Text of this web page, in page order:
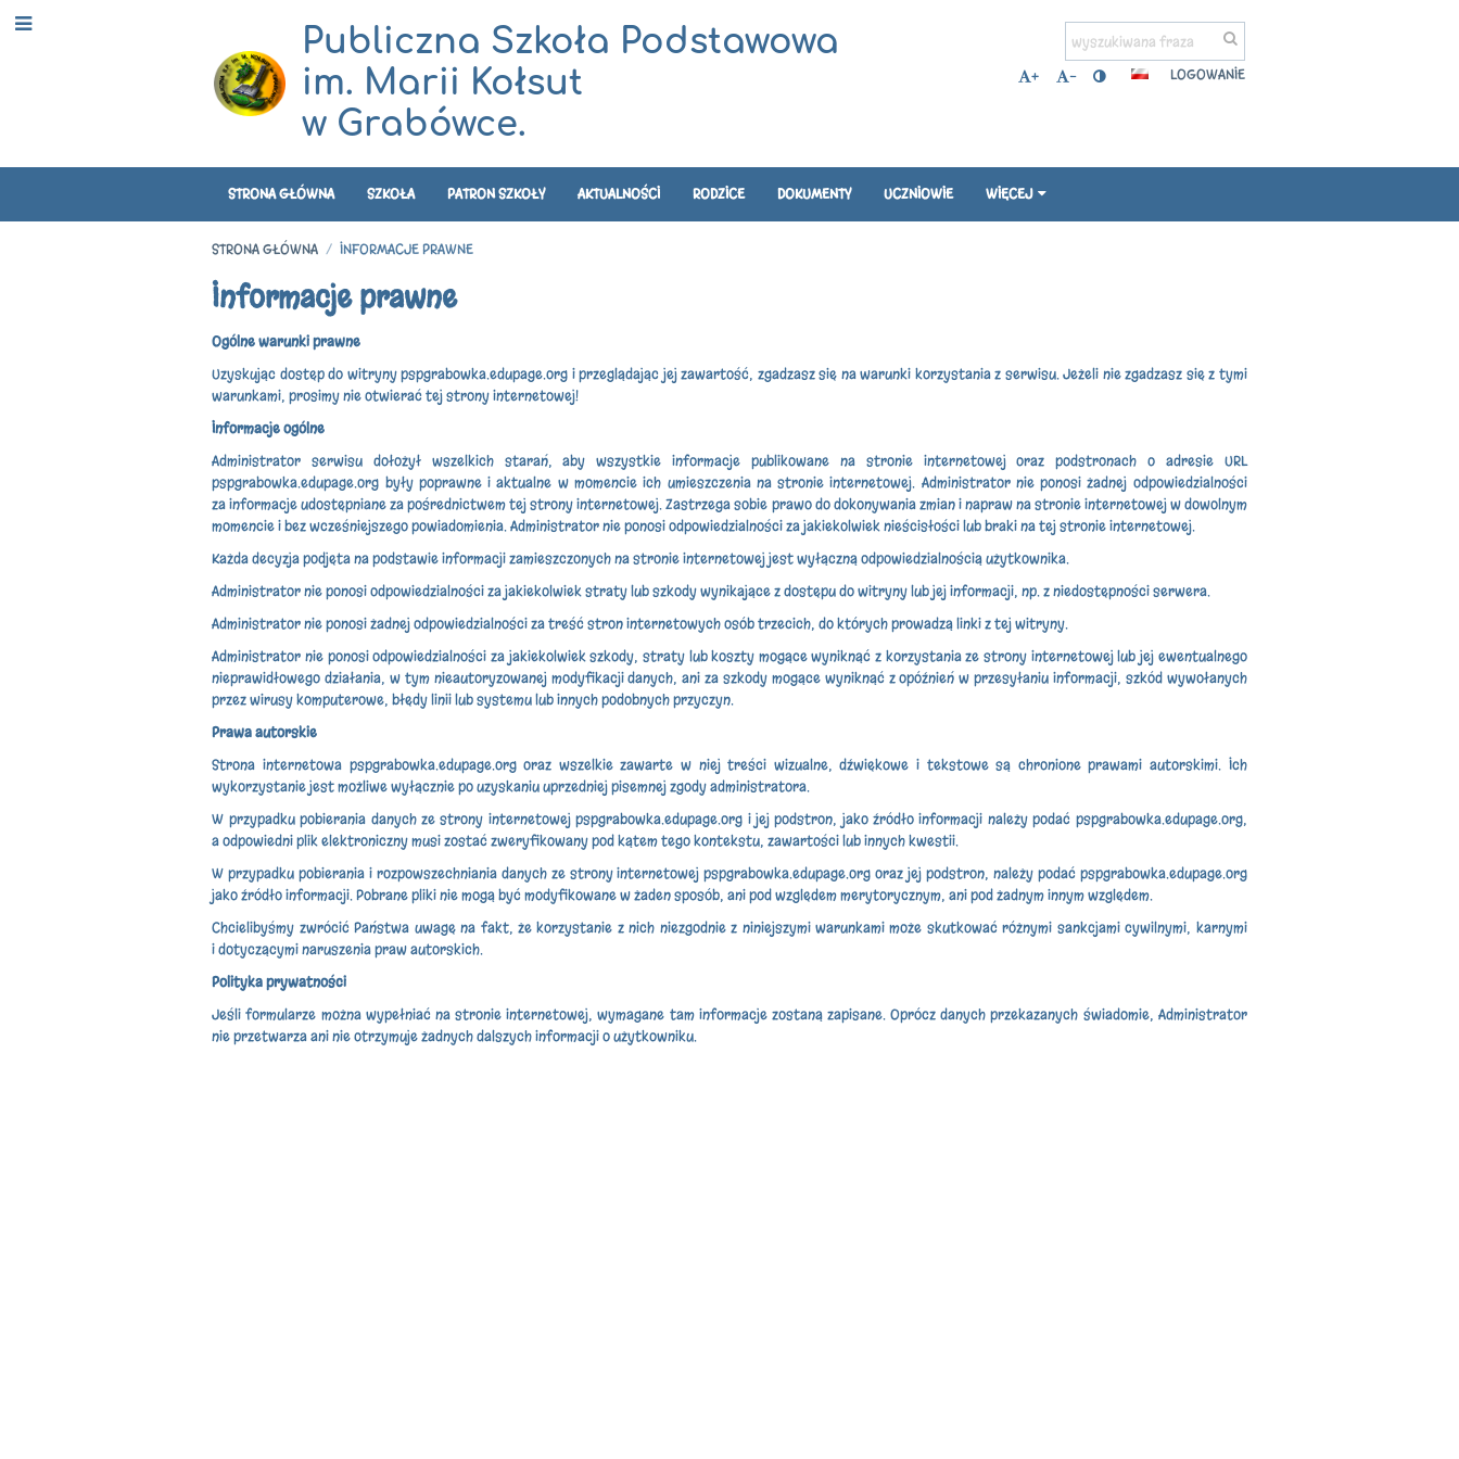
Publiczna Szkoła Podstawowa
im. Marii Kołsut
w Grabówce.
+ - LOGOWANIE
STRONA GŁÓWNA SZKOŁA PATRON SZKOŁY AKTUALNOŚCI RODZICE DOKUMENTY UCZNIOWIE WIĘCEJ
STRONA GŁÓWNA / INFORMACJE PRAWNE
Informacje
prawne
Informacje prawne
Ogólne warunki prawne
Uzyskując dostęp do witryny pspgrabowka.edupage.org i przeglądając jej zawartość, zgadzasz się na warunki korzystania z serwisu. Jeżeli nie zgadzasz się z tymi
warunkami, prosimy nie otwierać tej strony internetowej!
Informacje ogólne
Administrator serwisu dołożył wszelkich starań, aby wszystkie informacje publikowane na stronie internetowej oraz podstronach o adresie URL
pspgrabowka.edupage.org były poprawne i aktualne w momencie ich umieszczenia na stronie internetowej. Administrator nie ponosi żadnej odpowiedzialności
za informacje udostępniane za pośrednictwem tej strony internetowej. Zastrzega sobie prawo do dokonywania zmian i napraw na stronie internetowej w dowolnym
momencie i bez wcześniejszego powiadomienia. Administrator nie ponosi odpowiedzialności za jakiekolwiek nieścisłości lub braki na tej stronie internetowej.
Każda decyzja podjęta na podstawie informacji zamieszczonych na stronie internetowej jest wyłączną odpowiedzialnością użytkownika.
Administrator nie ponosi odpowiedzialności za jakiekolwiek straty lub szkody wynikające z dostępu do witryny lub jej informacji, np. z niedostępności serwera.
Administrator nie ponosi żadnej odpowiedzialności za treść stron internetowych osób trzecich, do których prowadzą linki z tej witryny.
Administrator nie ponosi odpowiedzialności za jakiekolwiek szkody, straty lub koszty mogące wyniknąć z korzystania ze strony internetowej lub jej ewentualnego
nieprawidłowego działania, w tym nieautoryzowanej modyfikacji danych, ani za szkody mogące wyniknąć z opóźnień w przesyłaniu informacji, szkód wywołanych
przez wirusy komputerowe, błędy linii lub systemu lub innych podobnych przyczyn.
Prawa autorskie
Strona internetowa pspgrabowka.edupage.org oraz wszelkie zawarte w niej treści wizualne, dźwiękowe i tekstowe są chronione prawami autorskimi. Ich
wykorzystanie jest możliwe wyłącznie po uzyskaniu uprzedniej pisemnej zgody administratora.
W przypadku pobierania danych ze strony internetowej pspgrabowka.edupage.org i jej podstron, jako źródło informacji należy podać pspgrabowka.edupage.org,
a odpowiedni plik elektroniczny musi zostać zweryfikowany pod kątem tego kontekstu, zawartości lub innych kwestii.
W przypadku pobierania i rozpowszechniania danych ze strony internetowej pspgrabowka.edupage.org oraz jej podstron, należy podać pspgrabowka.edupage.org
jako źródło informacji. Pobrane pliki nie mogą być modyfikowane w żaden sposób, ani pod względem merytorycznym, ani pod żadnym innym względem.
Chcielibyśmy zwrócić Państwa uwagę na fakt, że korzystanie z nich niezgodnie z niniejszymi warunkami może skutkować różnymi sankcjami cywilnymi, karnymi
i dotyczącymi naruszenia praw autorskich.
Polityka prywatności
Jeśli formularze można wypełniać na stronie internetowej, wymagane tam informacje zostaną zapisane. Oprócz danych przekazanych świadomie, Administrator
nie przetwarza ani nie otrzymuje żadnych dalszych informacji o użytkowniku.